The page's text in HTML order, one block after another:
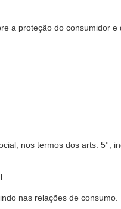
a proteção do consumidor e
nos termos dos arts. 5°,
nas relações de consumo.